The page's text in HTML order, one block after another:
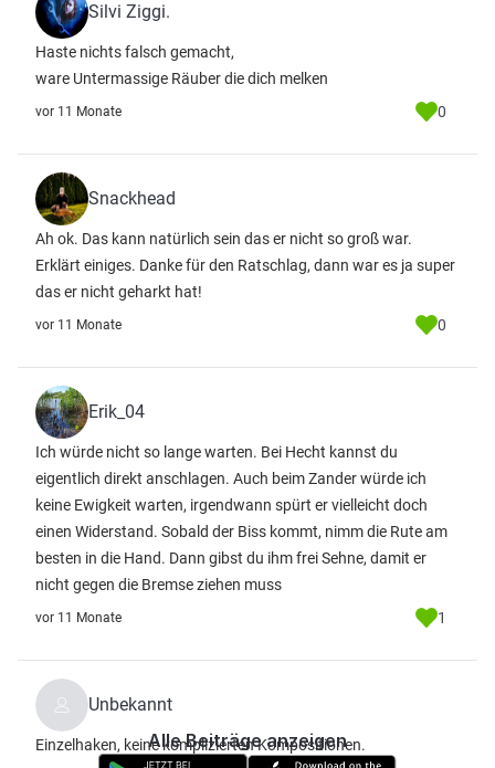
Silvi Ziggi.
Haste nichts falsch gemacht,
ware Untermassige Räuber die dich melken
vor 11 Monate 0
Snackhead
Ah ok. Das kann natürlich sein das er nicht so groß war.
Erklärt einiges. Danke für den Ratschlag, dann war es ja super
das er nicht geharkt hat!
vor 11 Monate 0
Erik_04
Ich würde nicht so lange warten. Bei Hecht kannst du
eigentlich direkt anschlagen. Auch beim Zander würde ich
keine Ewigkeit warten, irgendwann spürt er vielleicht doch
einen Widerstand. Sobald der Biss kommt, nimm die Rute am
besten in die Hand. Dann gibst du ihm frei Sehne, damit er
nicht gegen die Bremse ziehen muss
vor 11 Monate 1
Unbekannt
Einzelhaken, keine komplizierten Kompositionen.
Alle Beiträge anzeigen